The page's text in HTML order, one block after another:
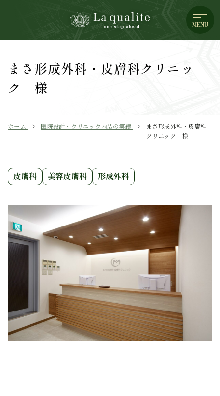
MENU
まさ形成外科・皮膚科クリニッ
ク 様
ホーム 医院設計・クリニック内装の実績
まさ形成外科・皮膚科
クリニック 様
皮膚科 美容皮膚科 形成外科